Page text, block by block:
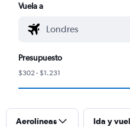
Vuela a
Presupuesto
$302 - $1.231
Aerolíneas Ida y